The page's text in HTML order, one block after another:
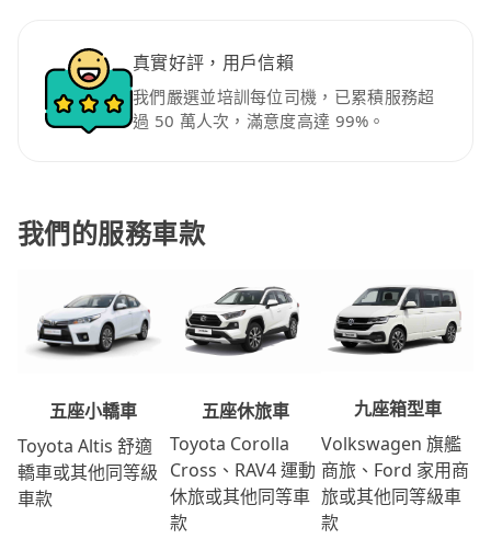
真實好評，用戶信賴
我們嚴選並培訓每位司機，已累積服務超
過 50 萬人次，滿意度高達 99%。
我們的服務車款
五座小轎車
Toyota Altis 舒適
轎車或其他同等級
車款
五座休旅車
Toyota Corolla
Cross、RAV4 運動
休旅或其他同等車
款
九座箱型車
Volkswagen 旗艦
商旅、Ford 家用商
旅或其他同等級車
款